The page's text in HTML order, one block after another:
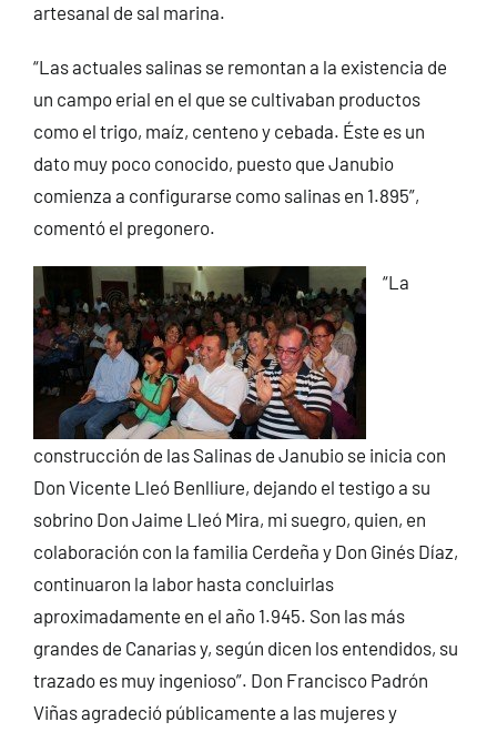
artesanal de sal marina.
“Las actuales salinas se remontan a la existencia de
un campo erial en el que se cultivaban productos
como el trigo, maíz, centeno y cebada. Éste es un
dato muy poco conocido, puesto que Janubio
comienza a configurarse como salinas en 1.895”,
comentó el pregonero.
“La
construcción de las Salinas de Janubio se inicia con
Don Vicente Lleó Benlliure, dejando el testigo a su
sobrino Don Jaime Lleó Mira, mi suegro, quien, en
colaboración con la familia Cerdeña y Don Ginés Díaz,
continuaron la labor hasta concluirlas
aproximadamente en el año 1.945. Son las más
grandes de Canarias y, según dicen los entendidos, su
trazado es muy ingenioso”. Don Francisco Padrón
Viñas agradeció públicamente a las mujeres y